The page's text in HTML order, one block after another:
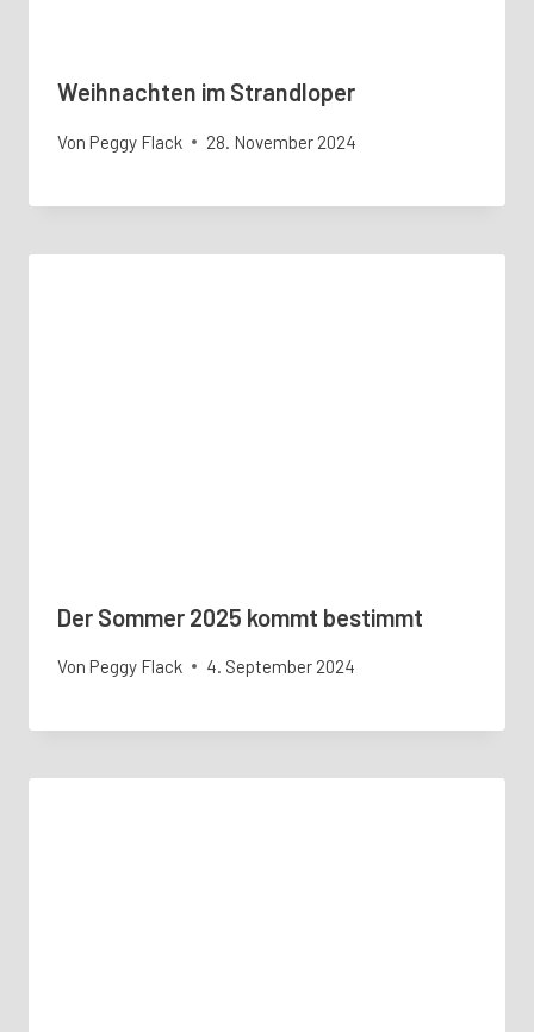
Weihnachten im Strandloper
Von Peggy Flack 28. November 2024
Der Sommer 2025 kommt bestimmt
Von Peggy Flack 4. September 2024